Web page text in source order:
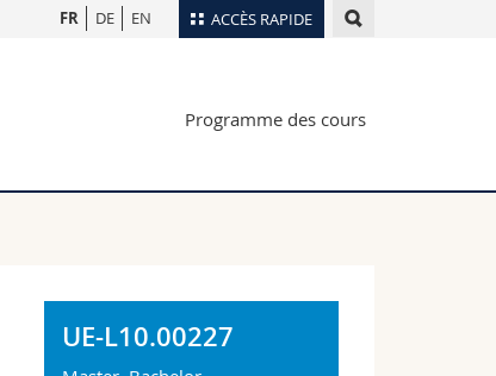
ACCÈS RAPIDE
Plan d'accès
Webmail
FR DE EN
Programme des cours
UE-L10.00227